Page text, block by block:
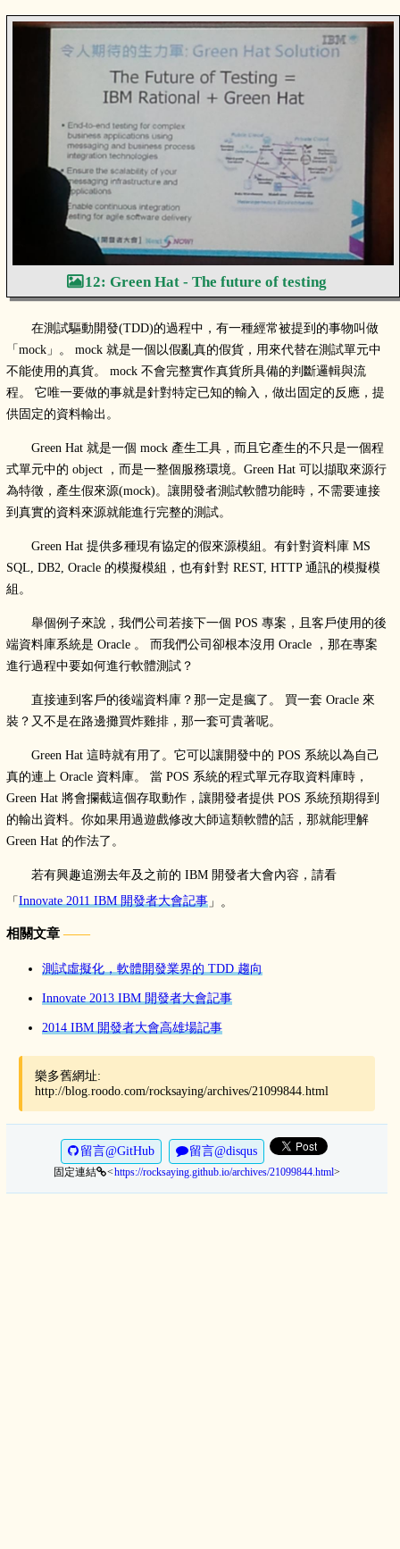
12: Green Hat - The future of testing
在測試驅動開發(TDD)的過程中，有一種經常被提到的事物叫做
「mock」。 mock 就是一個以假亂真的假貨，用來代替在測試單元中
不能使用的真貨。 mock 不會完整實作真貨所具備的判斷邏輯與流
程。 它唯一要做的事就是針對特定已知的輸入，做出固定的反應，提
供固定的資料輸出。
Green Hat 就是一個 mock 產生工具，而且它產生的不只是一個程
式單元中的 object ，而是一整個服務環境。Green Hat 可以擷取來源行
為特徵，產生假來源(mock)。讓開發者測試軟體功能時，不需要連接
到真實的資料來源就能進行完整的測試。
Green Hat 提供多種現有協定的假來源模組。有針對資料庫 MS
SQL, DB2, Oracle 的模擬模組，也有針對 REST, HTTP 通訊的模擬模
組。
舉個例子來說，我們公司若接下一個 POS 專案，且客戶使用的後
端資料庫系統是 Oracle 。 而我們公司卻根本沒用 Oracle ，那在專案
進行過程中要如何進行軟體測試？
直接連到客戶的後端資料庫？那一定是瘋了。 買一套 Oracle 來
裝？又不是在路邊攤買炸雞排，那一套可貴著呢。
Green Hat 這時就有用了。它可以讓開發中的 POS 系統以為自己
真的連上 Oracle 資料庫。 當 POS 系統的程式單元存取資料庫時，
Green Hat 將會攔截這個存取動作，讓開發者提供 POS 系統預期得到
的輸出資料。你如果用過遊戲修改大師這類軟體的話，那就能理解
Green Hat 的作法了。
若有興趣追溯去年及之前的 IBM 開發者大會內容，請看
「Innovate 2011 IBM 開發者大會記事 」。
相關文章
測試虛擬化，軟體開發業界的 TDD 趨向
Innovate 2013 IBM 開發者大會記事
2014 IBM 開發者大會高雄場記事
樂多舊網址:
http://blog.roodo.com/rocksaying/archives/21099844.html
留言@GitHub 留言@disqus
固定連結 <https://rocksaying.github.io/archives/21099844.html>